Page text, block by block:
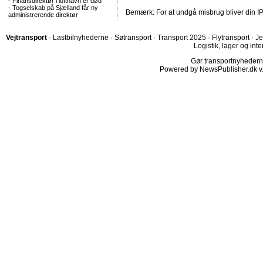
- Togselskab på Sjælland får ny
administrerende direktør
Bemærk: For at undgå misbrug bliver din
Vejtransport · Lastbilnyhederne · Søtransport · Transport 2025 · Flytransport ·
Logistik, lager og
Gør
Powered by NewsPublisher.dk